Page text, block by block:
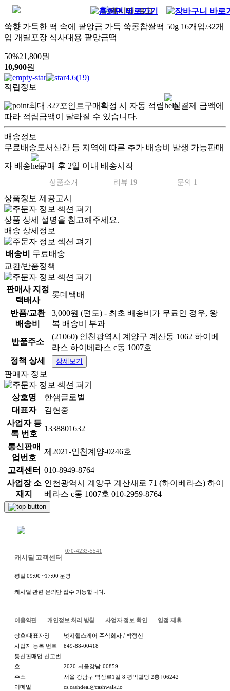
쑥향 가득한 떡 속에 팥앙금 가득 쑥콩찹쌀떡 50g 16개입/32개
입 개별포장 식사대용 팥앙금떡
50%21,800원
10,900원
4.6(19)
적립정보
최대 327포인트구매확정 시 자동 적립
실결제 금액에
따라 적립금액이 달라질 수 있습니다.
배송정보
무료배송도서산간 등 지역에 따른 추가 배송비 발생 가능판매
자 배송 구매 후 2일 이내 배송시작
상품소개 리뷰 19 문의 1
* 배송안내
- 배송 : 일반택배상품
- 배송비 : 무료배송 (도서 산간 지역은 추가 배송비가 발
생될 수 있습니다.)
- 제주지역 : 3,000원 / 도서지역 : 6,000원
- 발주 마감 시간 : 평일 AM 11:00 (주말 및 공휴일 제외)
* 교환/반품 불가능 사유 (아래와 같은 경우 교환/반품이
불가능합니다.)
- 변심반품의 경우, 왕복 배송비 7,000원(착불,선결제일
경우 7,000원/제주,도서산간 지역은 배송비 추가)을 부담
하셔야 하며, 제품 및 포장 상태가 재판매 가능하여야 합
니다.
- 배송은 영업일 기준 1~3일 소요되며(주말 제외), 택배사
의 사정에 따라 1~2일 정도 지연될 수 있습니다.
된 경우(단, 상품의 내용을 확인하기 위하여 포장 등을
훼손한 경우는 제외)
- 포장을 개봉하였으나 포장이 훼손되어 상품가치가 현
저히 상실된 경우
상품정보 제공고시
상품 상세 설명을 참고해주세요.
배송 상세정보
배송비
무료배송
교환/반품정책
판매사 지정
택배사
롯데택배
반품/교환
배송비
3,000원 (편도) - 최초 배송비가 무료인 경우, 왕
복 배송비 부과
반품주소
(21060) 인천광역시 계양구 계산동 1062 하이베
라스 하이베라스 c동 1007호
정책 상세
상세보기
판매자 정보
상호명
한샘글로벌
대표자
김현중
사업자 등
록 번호
1338801632
통신판매
업번호
제2021-인천계양-0246호
고객센터 010-8949-8764
사업장 소
재지
인천광역시 계양구 계산새로 71 (하이베라스) 하이
베라스 c동 1007호 010-2959-8764
캐시딜 고객센터
070-4233-5541
평일 09:00 ~17:00 운영
캐시딜 관련 문의만 접수 가능합니다.
이용약관 개인정보 처리 방침 사업자 정보 확인 입점 제휴
상호/대표자명
넛지헬스케어 주식회사 / 박정신
사업자 등록 번호
849-88-00418
통신판매업 신고번
호
2020-서울강남-00859
주소
서울 강남구 역삼로1길 8 평익빌딩 2층 [06242]
이메일
cs.cashdeal@cashwalk.io